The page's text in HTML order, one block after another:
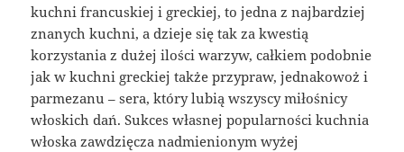
kuchni francuskiej i greckiej, to jedna z najbardziej
znanych kuchni, a dzieje się tak za kwestią
korzystania z dużej ilości warzyw, całkiem podobnie
jak w kuchni greckiej także przypraw, jednakowoż i
parmezanu – sera, który lubią wszyscy miłośnicy
włoskich dań. Sukces własnej popularności kuchnia
włoska zawdzięcza nadmienionym wyżej